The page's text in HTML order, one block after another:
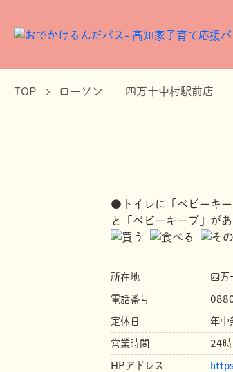
TOP ローソン 四万十中村駅前店
●トイレに「ベビーキー
と「ベビーキープ」が
所在地 四万
電話番号
定休日 年中
営業時間 24
HPアドレス